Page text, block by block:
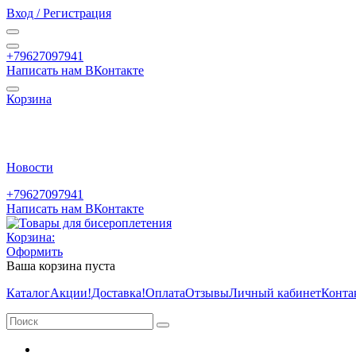
Вход / Регистрация
+79627097941
Написать нам ВКонтакте
Корзина
Новости
+79627097941
Написать нам ВКонтакте
Корзина:
Оформить
Ваша корзина пуста
КаталогАкции!Доставка!ОплатаОтзывыЛичный кабинет